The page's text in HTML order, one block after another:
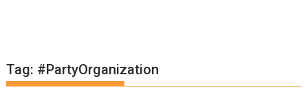
Tag: #PartyOrganization